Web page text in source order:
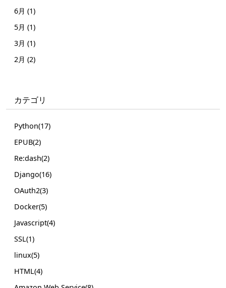
6月 (1)
5月 (1)
3月 (1)
2月 (2)
カテゴリ
Python(17)
EPUB(2)
Re:dash(2)
Django(16)
OAuth2(3)
Docker(5)
Javascript(4)
SSL(1)
linux(5)
HTML(4)